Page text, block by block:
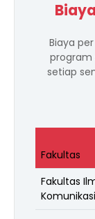
Biaya
program
setiap
Fakultas
Fakultas
Komunikasi